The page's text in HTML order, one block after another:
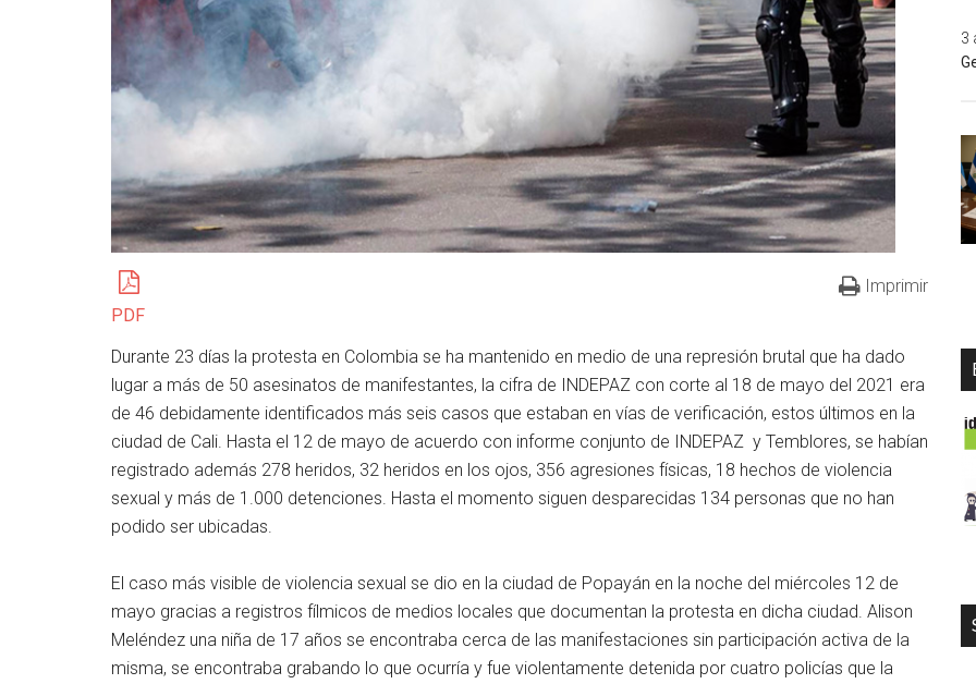
PDF
Imprimir
Durante 23 días la protesta en Colombia se ha mantenido en medio de una represión brutal que ha dado
lugar a más de 50 asesinatos de manifestantes, la cifra de INDEPAZ con corte al 18 de mayo del 2021 era
de 46 debidamente identificados más seis casos que estaban en vías de verificación, estos últimos en la
ciudad de Cali. Hasta el 12 de mayo de acuerdo con informe conjunto de INDEPAZ y Temblores, se habían
registrado además 278 heridos, 32 heridos en los ojos, 356 agresiones físicas, 18 hechos de violencia
sexual y más de 1.000 detenciones. Hasta el momento siguen desparecidas 134 personas que no han
podido ser ubicadas.
El caso más visible de violencia sexual se dio en la ciudad de Popayán en la noche del miércoles 12 de
mayo gracias a registros fílmicos de medios locales que documentan la protesta en dicha ciudad. Alison
Meléndez una niña de 17 años se encontraba cerca de las manifestaciones sin participación activa de la
misma, se encontraba grabando lo que ocurría y fue violentamente detenida por cuatro policías que la
3